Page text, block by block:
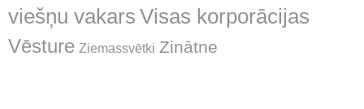
viešņu vakars Visas korporācijas
Vēsture Ziemassvētki Zinātne